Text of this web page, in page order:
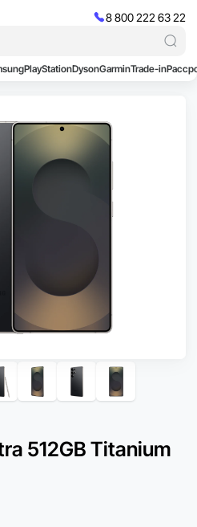
8 800 222 63 22
PlayStationDysonGarminTrade-in
512GB Titanium